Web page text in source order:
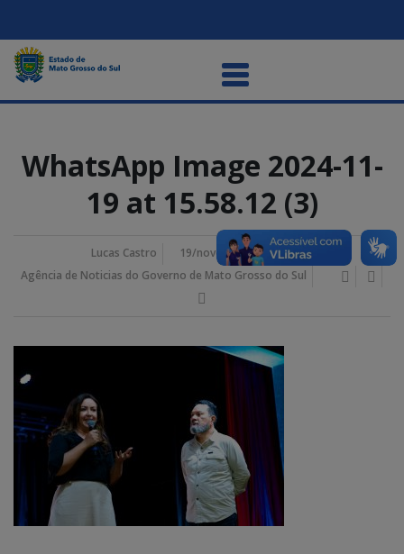
WhatsApp Image 2024-11-
19 at 15.58.12 (3)
Lucas Castro
19/novembro/2024 5:44 pm
Agência de Noticias do Governo de Mato Grosso do Sul